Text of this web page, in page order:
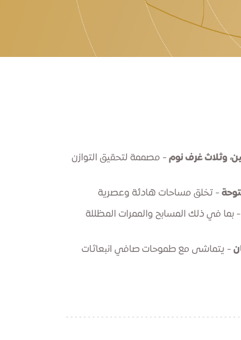
وثلاث غرف نوم - مصممة لتحقيق التوازن
- تخلق مساحات هادئة وعصرية
- بما في ذلك المسابح والممرات المظللة
- يتماشى مع طموحات صافي انبعاثات